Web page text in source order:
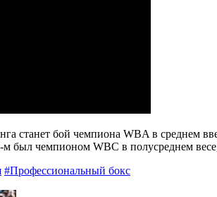
станет бой чемпиона WBA в среднем
был чемпионом WBC в полусреднем
#Профессиональный бокс